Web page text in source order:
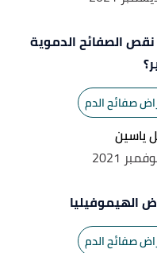
الصفائح الدموية
صفائح الدم
ياسين
الهيموفيليا
صفائح الدم